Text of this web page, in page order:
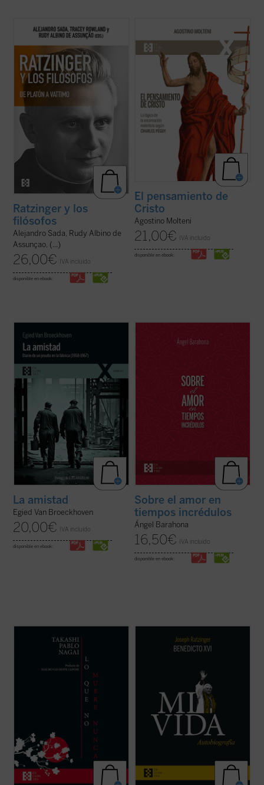
La conversación y el diálogo con filósofos
clásicos y contemporáneos es una de las
pensamiento del papa teólogo. Una
compilación de los interlocutores más
relevantes y una visión de conjunto de ...
(ver ficha)
Ratzinger y los
filósofos
Alejandro Sada, Rudy Albino de
Assunçao, (...)
26,00€ IVA incluido
disponible en ebook:
sobre la «teología» de Charles Péguy se
han centrado solamente en algunos
aspectos específicos de la reflexión
cristiana, pero no han indagado sobre
cómo el escritor supo reconocer el
pensamiento de ...
(ver ficha)
El pensamiento de
Cristo
Agostino Molteni
21,00€ IVA incluido
disponible en ebook:
de extractos editados e inéditos del diario
al que el jesuita Van Broeckhoven confió
sus reflexiones. En él se disciernen
tradición de la Iglesia ...
La amistad
Egied Van Broeckhoven
20,00€ IVA incluido
disponible en ebook:
convincente de las profundas enseñanzas
de la Biblia y de encíclicas como las de san
Sobre el amor en
tiempos incrédulos
Ángel Barahona
16,50€ IVA incluido
disponible en ebook:
de Takashi Nagai, en la que el autor recorre
su vida, desde la infancia hasta el día de la
explosión de la bomba atómica, captando
los numerosos acontecimientos que se
repasa los problemas de la Iglesia
contemporánea, dando una visión plena de
Giuliano Vigini que reconstruye los años ...